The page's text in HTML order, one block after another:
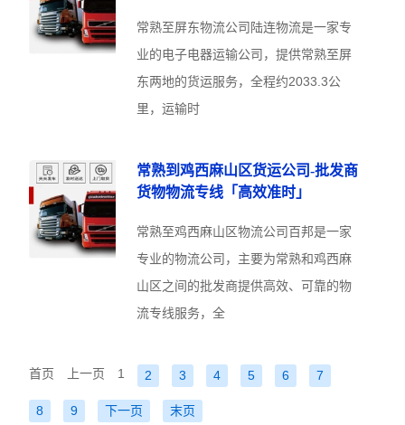
常熟至屏东物流公司陆连物流是一家专
业的电子电器运输公司，提供常熟至屏
东两地的货运服务，全程约2033.3公
里，运输时
常熟到鸡西麻山区货运公司-批发商
货物物流专线「高效准时」
常熟至鸡西麻山区物流公司百邦是一家
专业的物流公司，主要为常熟和鸡西麻
山区之间的批发商提供高效、可靠的物
流专线服务，全
首页 上一页 1 2 3 4 5 6 7
8 9 下一页 末页